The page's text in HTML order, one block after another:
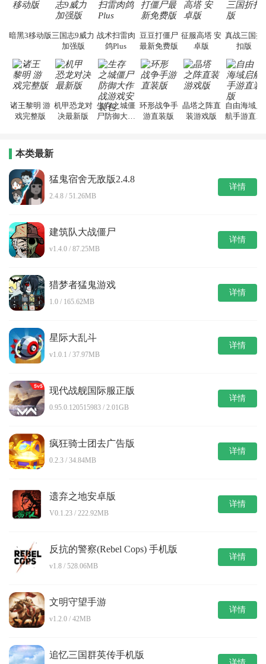
暗黑3移动版三国志9威力
加强版
战术扫雷肉
鸽Plus
豆豆打僵尸
最新免费版
征服高塔 安
卓版
真战三国折
扣版
诸王黎明 游
戏完整版
机甲恐龙对
决最新版
生存之城僵
尸防御大作
环形战争手
游直装版
晶塔之阵直
装游戏版
自由海域启
航手游直装
本类最新
猛鬼宿舍无敌版2.4.8
2.4.8 / 51.26MB
详情
建筑队大战僵尸
v1.4.0 / 87.25MB
详情
猎梦者猛鬼游戏
1.0 / 165.62MB
详情
星际大乱斗
v1.0.1 / 37.97MB
详情
现代战舰国际服正版
0.95.0.120515983 / 2.01GB
详情
疯狂骑士团去广告版
0.2.3 / 34.84MB
详情
遗弃之地安卓版
V0.1.23 / 222.92MB
详情
反抗的警察(Rebel Cops) 手机版
v1.8 / 528.06MB
详情
文明守望手游
v1.2.0 / 42MB
详情
追忆三国群英传手机版